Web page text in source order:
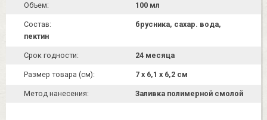
Объем: 100 мл
Состав:
брусника, сахар. вода,
пектин
Срок годности: 24 месяца
Размер товара (см): 7 х 6,1 х 6,2 см
Метод нанесения: Заливка полимерной смолой